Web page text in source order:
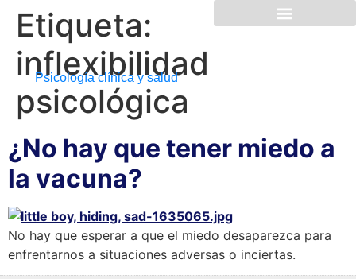
Psicología clínica y salud
Etiqueta:
inflexibilidad
psicológica
¿No hay que tener miedo a
la vacuna?
No hay que esperar a que el miedo desaparezca para
enfrentarnos a situaciones adversas o inciertas.